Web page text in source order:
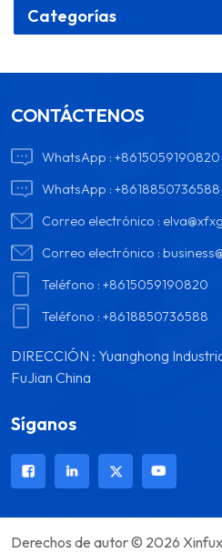
Categorías
CONTÁCTENOS
WhatsApp :+8615059190820
WhatsApp :+8618850736588
Correo electrónico :
Correo electrónico :
Teléfono :+8615059190820
Teléfono :+8618850736588
DIRECCIÓN : Yuanghong
FuJian China
Síganos
Derechos de autor © 2026